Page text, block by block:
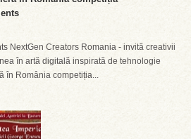
NextGen Creators Romania - invită creativii
în artă digitală inspirată de tehnologie
în România competiția...